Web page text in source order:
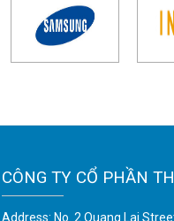
CÔNG TY CỔ PHẦN
Address: No. 2 Quang Lai